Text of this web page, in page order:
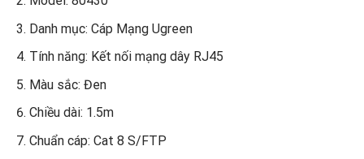
Danh mục: Cáp Mạng Ugreen
Tính năng: Kết nối mạng dây RJ45
Màu sắc: Đen
Chiều dài: 1.5m
Chuẩn cáp: Cat 8 S/FTP